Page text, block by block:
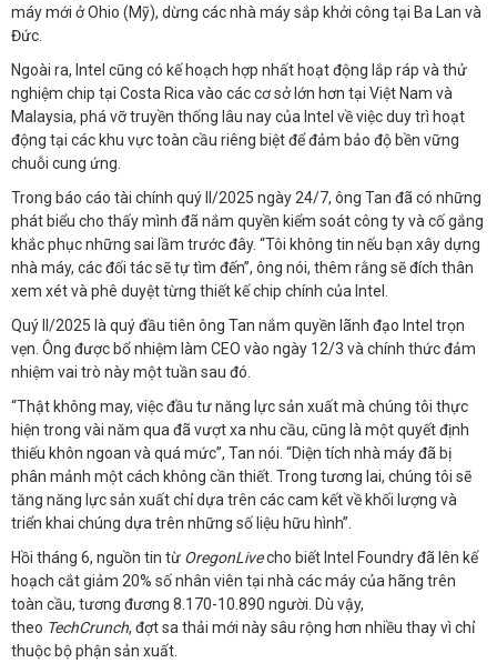
máy mới ở Ohio (Mỹ), dừng các nhà máy sắp khởi công tại Ba Lan và
Đức.
Ngoài ra, Intel cũng có kế hoạch hợp nhất hoạt động lắp ráp và thử
nghiệm chip tại Costa Rica vào các cơ sở lớn hơn tại Việt Nam và
Malaysia, phá vỡ truyền thống lâu nay của Intel về việc duy trì hoạt
động tại các khu vực toàn cầu riêng biệt để đảm bảo độ bền vững
chuỗi cung ứng.
Trong báo cáo tài chính quý II/2025 ngày 24/7, ông Tan đã có những
phát biểu cho thấy mình đã nắm quyền kiểm soát công ty và cố gắng
khắc phục những sai lầm trước đây. “Tôi không tin nếu bạn xây dựng
nhà máy, các đối tác sẽ tự tìm đến”, ông nói, thêm rằng sẽ đích thân
xem xét và phê duyệt từng thiết kế chip chính của Intel.
Quý II/2025 là quý đầu tiên ông Tan nắm quyền lãnh đạo Intel trọn
vẹn. Ông được bổ nhiệm làm CEO vào ngày 12/3 và chính thức đảm
nhiệm vai trò này một tuần sau đó.
“Thật không may, việc đầu tư năng lực sản xuất mà chúng tôi thực
hiện trong vài năm qua đã vượt xa nhu cầu, cũng là một quyết định
thiếu khôn ngoan và quá mức”, Tan nói. “Diện tích nhà máy đã bị
phân mảnh một cách không cần thiết. Trong tương lai, chúng tôi sẽ
tăng năng lực sản xuất chỉ dựa trên các cam kết về khối lượng và
triển khai chúng dựa trên những số liệu hữu hình”.
Hồi tháng 6, nguồn tin từ OregonLivecho biết Intel Foundry đã lên kế
hoạch cắt giảm 20% số nhân viên tại nhà các máy của hãng trên
toàn cầu, tương đương 8.170-10.890 người. Dù vậy,
theo TechCrunch, đợt sa thải mới này sâu rộng hơn nhiều thay vì chỉ
thuộc bộ phận sản xuất.